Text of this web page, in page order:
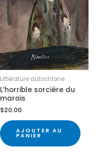
Littérature autochtone
L’horrible sorcière du
marais
$20.00
AJOUTER AU
PANIER